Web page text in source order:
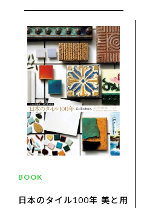
BOOK
日本のタイル100年 美と用